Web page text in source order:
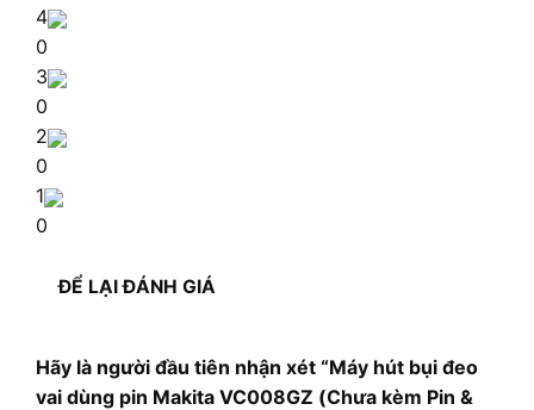
4
0
3
0
2
0
1
0
ĐỂ LẠI ĐÁNH GIÁ
Hãy là người đầu tiên nhận xét “Máy hút bụi đeo
vai dùng pin Makita VC008GZ (Chưa kèm Pin &